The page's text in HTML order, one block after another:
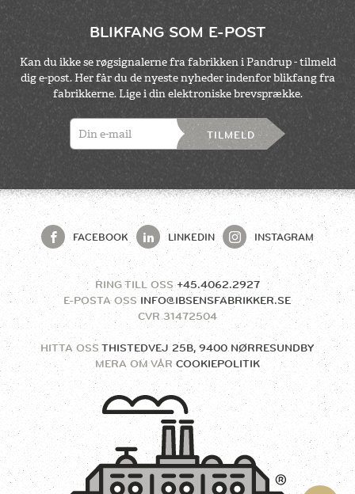
BLIKFANG SOM E-POST
Kan du ikke se røgsignalerne fra fabrikken i Pandrup - tilmeld
dig e-post. Her får du de nyeste nyheder indenfor blikfang fra
fabrikkerne. Lige i din elektroniske brevsprække.
TILMELD
FACEBOOK LINKEDIN INSTAGRAM
RING TILL OSS +45.4062.2927
E-POSTA OSS INFO@IBSENSFABRIKKER.SE
MERA OM VÅR COOKIEPOLITIK
HITTA OSS THISTEDVEJ 25B, 9400 NØRRESUNDBY
CVR31472504